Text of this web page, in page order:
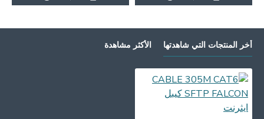
أخر المنتجات التي شاهدتها الأكثر مشاهدة